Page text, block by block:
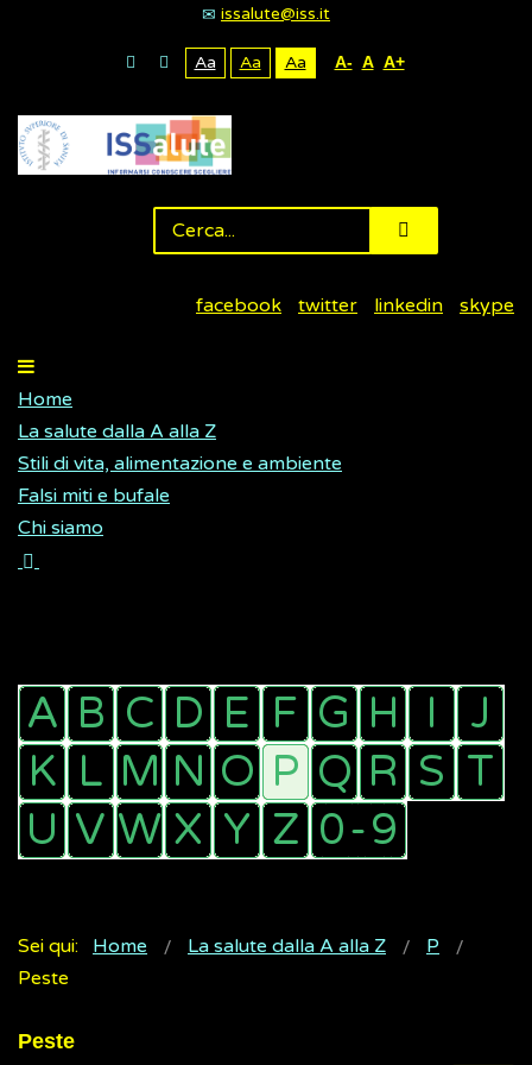
issalute@iss.it
Aa Aa Aa A- A A+
facebook twitter linkedin skype
Home
La salute dalla A alla Z
Stili di vita, alimentazione e ambiente
Falsi miti e bufale
Chi siamo
Sei qui: Home La salute dalla A alla Z
P
Peste
Peste